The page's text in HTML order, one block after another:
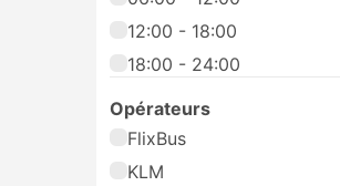
12:00 - 18:00
18:00 - 24:00
Opérateurs
FlixBus
KLM